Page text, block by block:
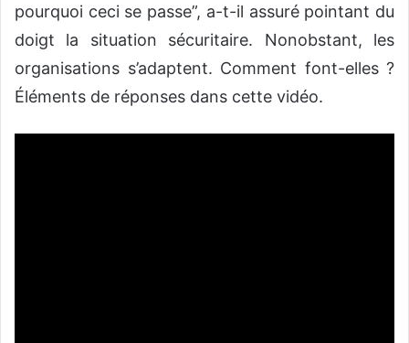
pourquoi ceci se passe”, a-t-il assuré pointant du
doigt la situation sécuritaire. Nonobstant, les
organisations s’adaptent. Comment font-elles ?
Éléments de réponses dans cette vidéo.